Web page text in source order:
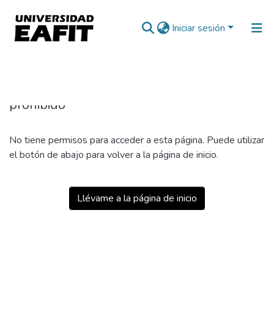
Iniciar sesión
prohibido
No tiene permisos para acceder a esta página. Puede utilizar
el botón de abajo para volver a la página de inicio.
Llévame a la página de inicio